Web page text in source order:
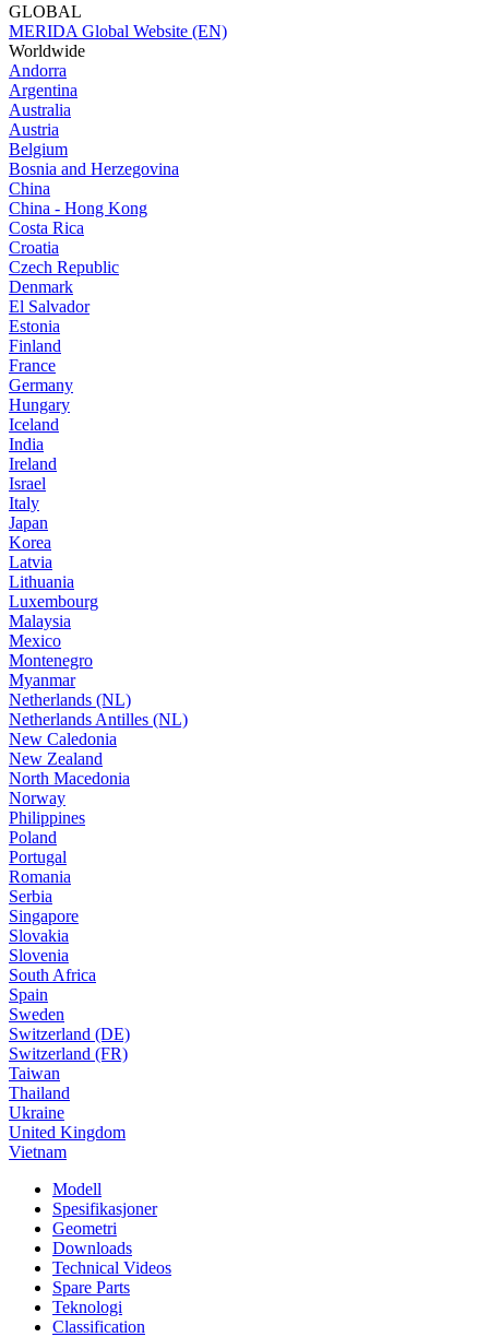
GLOBAL
MERIDA Global Website (EN)
Worldwide
Andorra
Argentina
Australia
Austria
Belgium
Bosnia and Herzegovina
China
China - Hong Kong
Costa Rica
Croatia
Czech Republic
Denmark
El Salvador
Estonia
Finland
France
Germany
Hungary
Iceland
India
Ireland
Israel
Italy
Japan
Korea
Latvia
Lithuania
Luxembourg
Malaysia
Mexico
Montenegro
Myanmar
Netherlands (NL)
Netherlands Antilles (NL)
New Caledonia
New Zealand
North Macedonia
Norway
Philippines
Poland
Portugal
Romania
Serbia
Singapore
Slovakia
Slovenia
South Africa
Spain
Sweden
Switzerland (DE)
Switzerland (FR)
Taiwan
Thailand
Ukraine
United Kingdom
Vietnam
Modell
Spesifikasjoner
Geometri
Downloads
Technical Videos
Spare Parts
Teknologi
Classification